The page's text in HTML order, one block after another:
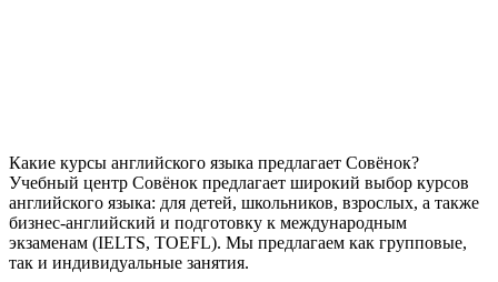
Какие курсы английского языка предлагает Совёнок?
Учебный центр Совёнок предлагает широкий выбор курсов
английского языка: для детей, школьников, взрослых, а также
бизнес-английский и подготовку к международным
экзаменам (IELTS, TOEFL). Мы предлагаем как групповые,
так и индивидуальные занятия.